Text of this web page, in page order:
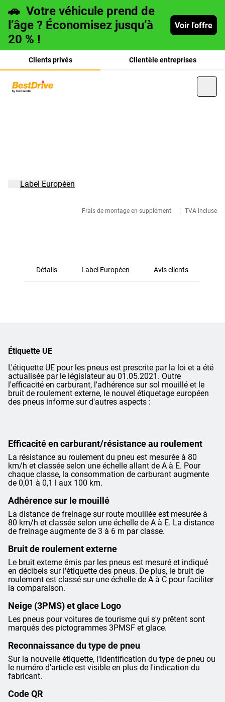
🚗 Votre véhicule prend de
l’âge ? Économisez jusqu’à
20 % !
Voir l'offre
Clients privés Clientèle entreprises
Frais de montage en supplément TVA incluse
Label Européen
Détails Label Européen Avis clients
Étiquette UE
L'étiquette UE pour les pneus est prescrite par la loi et a été
actualisée par le législateur au 01.05.2021. Outre
l'efficacité en carburant, l'adhérence sur sol mouillé et le
bruit de roulement externe, le nouvel étiquetage européen
des pneus informe sur d'autres aspects :
Efficacité en carburant/résistance au roulement
La résistance au roulement du pneu est mesurée à 80
km/h et classée selon une échelle allant de A à E. Pour
chaque classe, la consommation de carburant augmente
de 0,01 à 0,1 l aux 100 km.
Adhérence sur le mouillé
La distance de freinage sur route mouillée est mesurée à
80 km/h et classée selon une échelle de A à E. La distance
de freinage augmente de 3 à 6 m par classe.
Bruit de roulement externe
Le bruit externe émis par les pneus est mesuré et indiqué
en décibels sur l'étiquette des pneus. De plus, le bruit de
roulement est classé sur une échelle de A à C pour faciliter
la comparaison.
Neige (3PMS) et glace Logo
Les pneus pour voitures de tourisme qui s'y prêtent sont
marqués des pictogrammes 3PMSF et glace.
Reconnaissance du type de pneu
Sur la nouvelle étiquette, l'identification du type de pneu ou
le numéro d'article est visible en plus de l'indication du
fabricant.
Code QR